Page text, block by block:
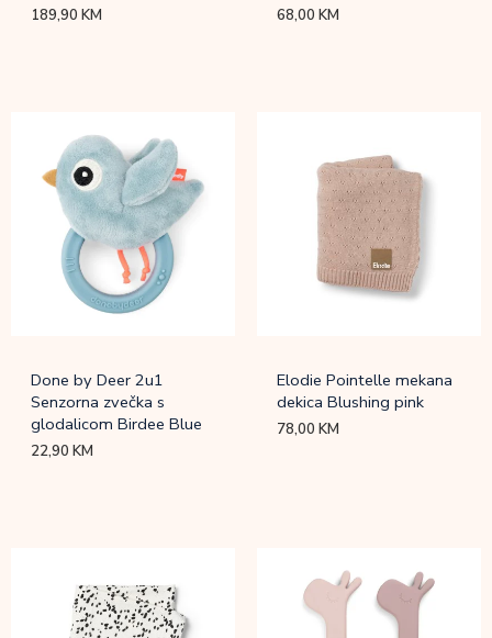
189,90KM 68,00KM
Done by Deer 2u1
Senzorna zvečka s
glodalicom Birdee Blue
22,90KM
Elodie Pointelle mekana
dekica Blushing pink
78,00KM